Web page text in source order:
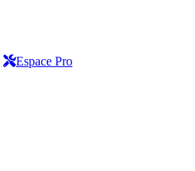
Espace Pro